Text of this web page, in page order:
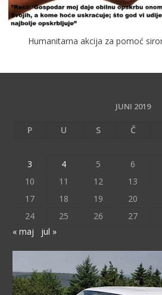
Humanitarna akcija za pomoć
JUNI 2019
P U S Č
3
4 5 6
10
11 12 13
17
18 19 20
24
25 26 27
« maj
jul »